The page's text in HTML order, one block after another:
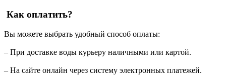
Как оплатить?
Вы можете выбрать удобный способ оплаты:
– При доставке воды курьеру наличными или картой.
– На сайте онлайн через систему электронных платежей.